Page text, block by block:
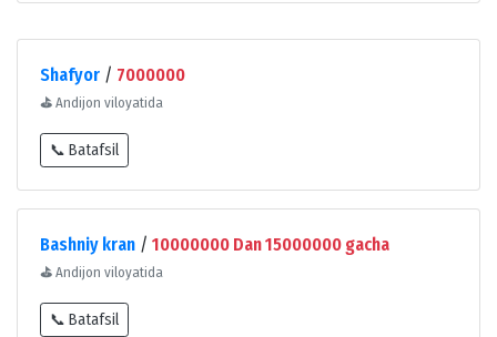
Shafyor / 7000000
⛳ Andijon viloyatida
📞 Batafsil
Bashniy kran / 10000000 Dan 15000000 gacha
⛳ Andijon viloyatida
📞 Batafsil